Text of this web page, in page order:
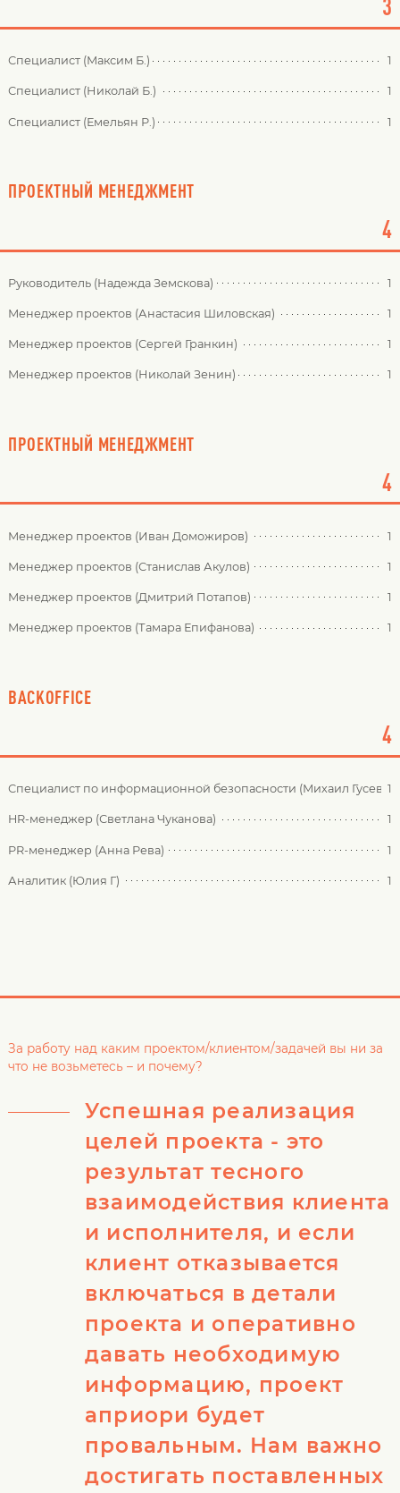
3
Специалист (Максим Б.) 1
Специалист (Николай Б.) 1
Специалист (Емельян Р.) 1
ПРОЕКТНЫЙ МЕНЕДЖМЕНТ
4
Руководитель (Надежда Земскова) 1
Менеджер проектов (Анастасия Шиловская) 1
Менеджер проектов (Сергей Гранкин) 1
Менеджер проектов (Николай Зенин) 1
ПРОЕКТНЫЙ МЕНЕДЖМЕНТ
4
Менеджер проектов (Иван Доможиров) 1
Менеджер проектов (Станислав Акулов) 1
Менеджер проектов (Дмитрий Потапов) 1
Менеджер проектов (Тамара Епифанова) 1
BACKOFFICE
4
Специалист по информационной безопасности (Михаил Гусев)1
HR-менеджер (Светлана Чуканова) 1
PR-менеджер (Анна Рева) 1
Аналитик (Юлия Г) 1
За работу над каким проектом/клиентом/задачей вы ни за
что не возьметесь – и почему?
Успешная реализация
целей проекта - это
результат тесного
взаимодействия клиента
и исполнителя, и если
клиент отказывается
включаться в детали
проекта и оперативно
давать необходимую
информацию, проект
априори будет
провальным. Нам важно
достигать поставленных